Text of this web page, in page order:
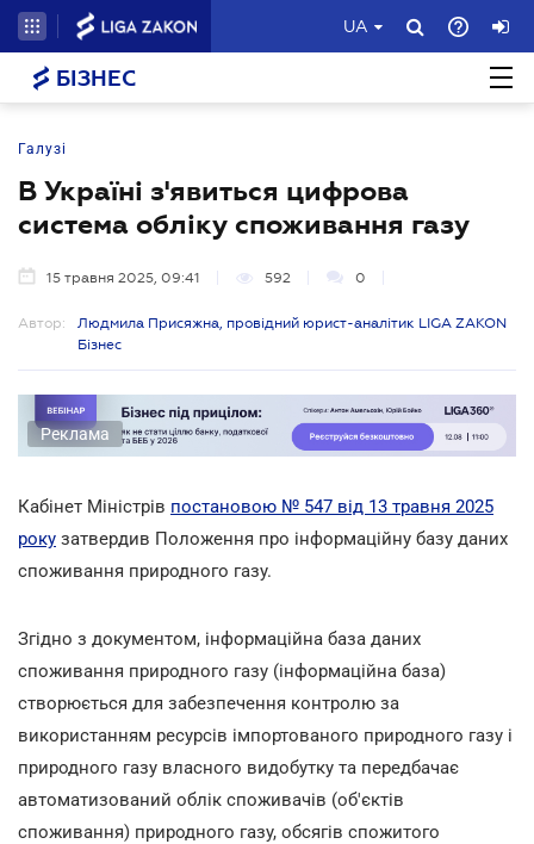
UA
БІЗНЕС
Галузі
В Україні з'явиться цифрова
система обліку споживання газу
15 травня 2025, 09:41 592 0
Автор:
Людмила Присяжна, провідний юрист-аналітик LIGA ZAKON
Бізнес
Реклама
Кабінет Міністрів постановою № 547 від 13 травня 2025
року затвердив Положення про інформаційну базу даних
споживання природного газу.
Згідно з документом, інформаційна база даних
споживання природного газу (інформаційна база)
створюється для забезпечення контролю за
використанням ресурсів імпортованого природного газу і
природного газу власного видобутку та передбачає
автоматизований облік споживачів (об'єктів
споживання) природного газу, обсягів спожитого